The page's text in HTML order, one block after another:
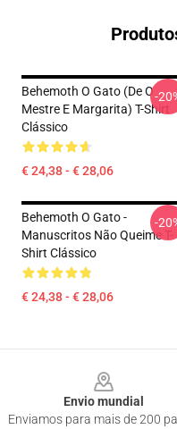
Behemoth O Gato (de O
Mestre E Margarita) T-Shirt
Clássico
€ 24,38 - € 28,06
-
Behemoth O Gato -
Manuscritos Não Queime T-
Shirt Clássico
€ 24,38 - € 28,06
-
Envio mundial
Enviamos para mais de 200